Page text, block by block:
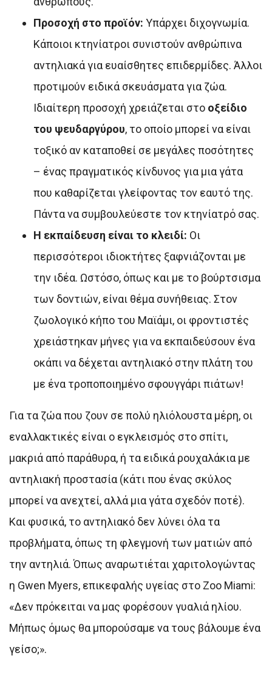
Προσοχή στο προϊόν: Υπάρχει διχογνωμία.
Κάποιοι κτηνίατροι συνιστούν ανθρώπινα
αντηλιακά για ευαίσθητες επιδερμίδες. Άλλοι
προτιμούν ειδικά σκευάσματα για ζώα.
Ιδιαίτερη προσοχή χρειάζεται στο οξείδιο
του ψευδαργύρου, το οποίο μπορεί να είναι
τοξικό αν καταποθεί σε μεγάλες ποσότητες
– ένας πραγματικός κίνδυνος για μια γάτα
που καθαρίζεται γλείφοντας τον εαυτό της.
Πάντα να συμβουλεύεστε τον κτηνίατρό σας.
Η εκπαίδευση είναι το κλειδί: Οι
περισσότεροι ιδιοκτήτες ξαφνιάζονται με
την ιδέα. Ωστόσο, όπως και με το βούρτσισμα
των δοντιών, είναι θέμα συνήθειας. Στον
ζωολογικό κήπο του Μαϊάμι, οι φροντιστές
χρειάστηκαν μήνες για να εκπαιδεύσουν ένα
οκάπι να δέχεται αντηλιακό στην πλάτη του
με ένα τροποποιημένο σφουγγάρι πιάτων!
Για τα ζώα που ζουν σε πολύ ηλιόλουστα μέρη, οι
εναλλακτικές είναι ο εγκλεισμός στο σπίτι,
μακριά από παράθυρα, ή τα ειδικά ρουχαλάκια με
αντηλιακή προστασία (κάτι που ένας σκύλος
μπορεί να ανεχτεί, αλλά μια γάτα σχεδόν ποτέ).
Και φυσικά, το αντηλιακό δεν λύνει όλα τα
προβλήματα, όπως τη φλεγμονή των ματιών από
την αντηλιά. Όπως αναρωτιέται χαριτολογώντας
η Gwen Myers, επικεφαλής υγείας στο Zoo Miami:
«Δεν πρόκειται να μας φορέσουν γυαλιά ηλίου.
Μήπως όμως θα μπορούσαμε να τους βάλουμε ένα
γείσο;».